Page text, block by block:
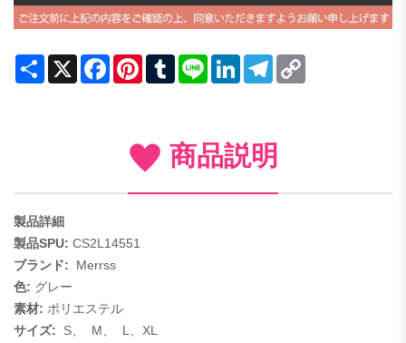
Share X FacebookPinterestTumblrLine LinkedInTelegram
商品説明
製品詳細
製品SPU: CS2L14551
ブランド:
Merrss
色: グレー
素材: ポリエステル
サイズ:
S、 M、 L、XL